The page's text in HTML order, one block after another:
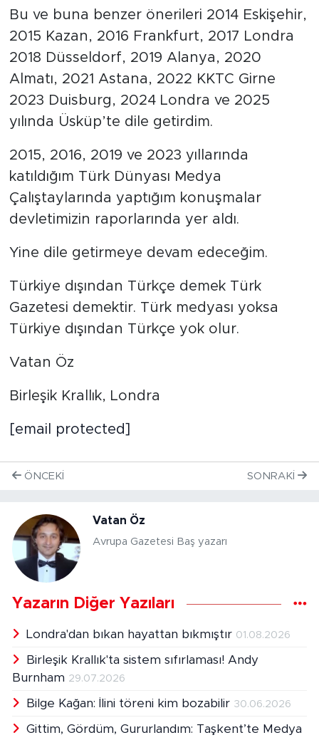
Bu ve buna benzer önerileri 2014 Eskişehir,
2015 Kazan, 2016 Frankfurt, 2017 Londra
2018 Düsseldorf, 2019 Alanya, 2020
Almatı, 2021 Astana, 2022 KKTC Girne
2023 Duisburg, 2024 Londra ve 2025
yılında Üsküp’te dile getirdim.
2015, 2016, 2019 ve 2023 yıllarında
katıldığım Türk Dünyası Medya
Çalıştaylarında yaptığım konuşmalar
devletimizin raporlarında yer aldı.
Yine dile getirmeye devam edeceğim.
Türkiye dışından Türkçe demek Türk
Gazetesi demektir. Türk medyası yoksa
Türkiye dışından Türkçe yok olur.
Vatan Öz
Birleşik Krallık, Londra
[email protected]
ÖNCEKI SONRAKI
Vatan Öz
Avrupa Gazetesi Baş yazarı
Yazarın Diğer Yazıları
Londra'dan bıkan hayattan bıkmıştır 01.08.2026
Birleşik Krallık'ta sistem sıfırlaması! Andy
Burnham 29.07.2026
Bilge Kağan: İlini töreni kim bozabilir 30.06.2026
Gittim, Gördüm, Gururlandım: Taşkent’te Medya